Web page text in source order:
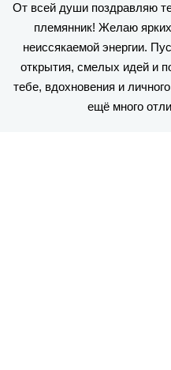
От всей души поздравляю
племянник! Желаю
неиссякаемой энергии.
открытия, смелых идей и
тебе, вдохновения и
ещё много